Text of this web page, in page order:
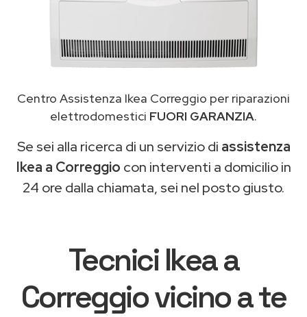
Centro Assistenza Ikea Correggio per riparazioni
elettrodomestici FUORI GARANZIA.
Se sei alla ricerca di un servizio di assistenza
Ikea a Correggio con interventi a domicilio in
24 ore dalla chiamata, sei nel posto giusto.
Tecnici Ikea a
Correggio vicino a te